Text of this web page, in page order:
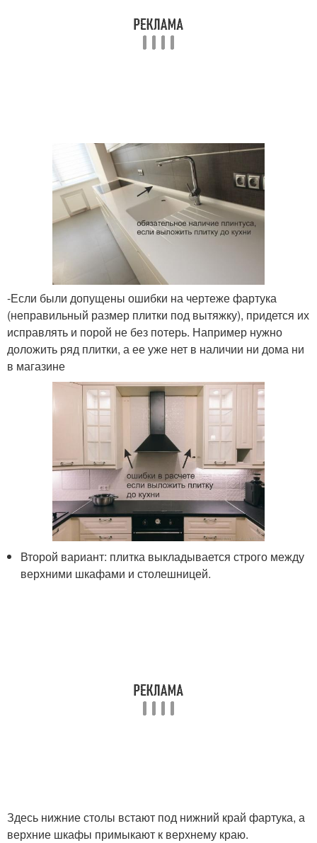
-Если были допущены ошибки на чертеже фартука
(неправильный размер плитки под вытяжку), придется их
исправлять и порой не без потерь. Например нужно
доложить ряд плитки, а ее уже нет в наличии ни дома ни
в магазине
Второй вариант: плитка выкладывается строго между
верхними шкафами и столешницей.
Здесь нижние столы встают под нижний край фартука, а
верхние шкафы примыкают к верхнему краю.